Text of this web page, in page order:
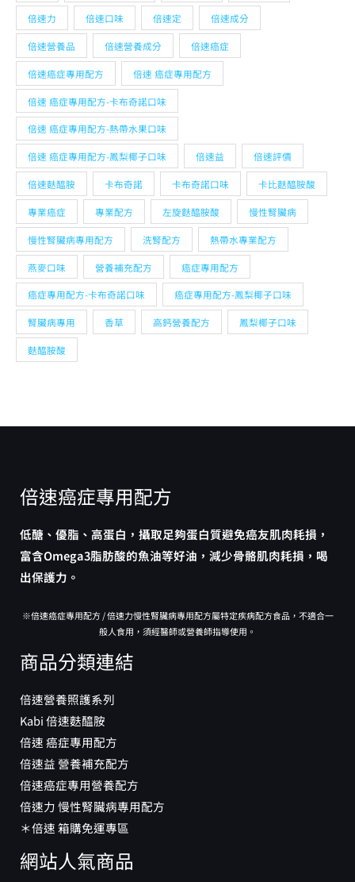
倍速力 倍速口味 倍速定 倍速成分
倍速營養品 倍速營養成分 倍速癌症
倍速癌症專用配方 倍速 癌症專用配方
倍速 癌症專用配方-卡布奇諾口味
倍速 癌症專用配方-熱帶水果口味
倍速 癌症專用配方-鳳梨椰子口味 倍速益 倍速評價
倍速麩醯胺 卡布奇諾 卡布奇諾口味 卡比麩醯胺酸
專業癌症 專業配方 左旋麩醯胺酸 慢性腎臟病
慢性腎臟病專用配方 洗腎配方 熱帶水專業配方
燕麥口味 營養補充配方 癌症專用配方
癌症專用配方-卡布奇諾口味 癌症專用配方-鳳梨椰子口味
腎臟病專用 香草 高鈣營養配方 鳳梨椰子口味
麩醯胺酸
倍速癌症專用配方
低醣、優脂、高蛋白，攝取足夠蛋白質避免癌友肌肉耗損，
富含Omega3脂肪酸的魚油等好油，減少骨骼肌肉耗損，喝
出保護力。
※倍速癌症專用配方 / 倍速力慢性腎臟病專用配方屬特定疾病配方食品，不適合一
般人食用，須經醫師或營養師指導使用。
商品分類連結
倍速營養照護系列
Kabi 倍速麩醯胺
倍速 癌症專用配方
倍速益 營養補充配方
倍速癌症專用營養配方
倍速力 慢性腎臟病專用配方
＊倍速 箱購免運專區
網站人氣商品